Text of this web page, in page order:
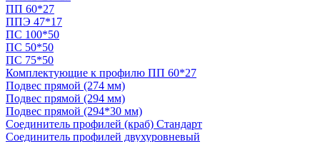
ПП 60*27
ППЭ 47*17
ПС 100*50
ПС 50*50
ПС 75*50
Комплектующие к профилю ПП 60*27
Подвес прямой (274 мм)
Подвес прямой (294 мм)
Подвес прямой (294*30 мм)
Соединитель профилей (краб) Стандарт
Соединитель профилей двухуровневый